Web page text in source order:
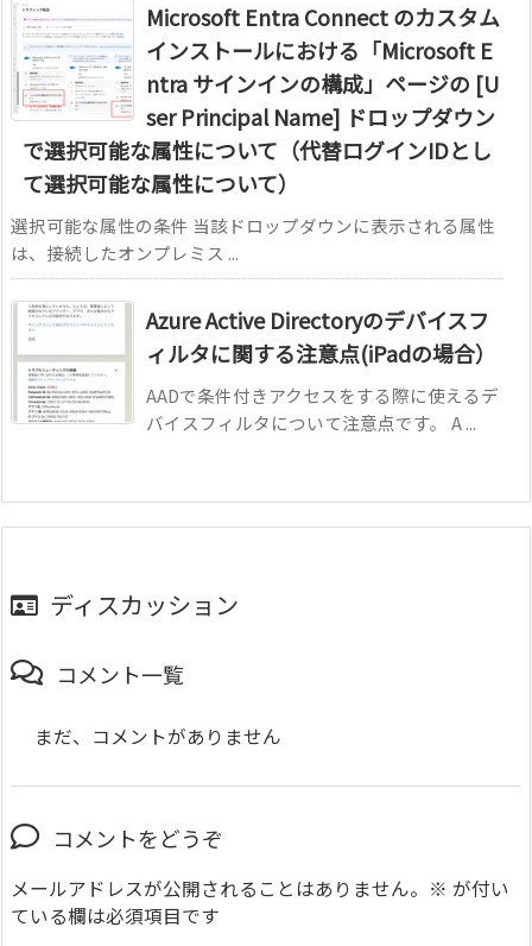
Microsoft Entra Connect のカスタム
インストールにおける「Microsoft E
ntra サインインの構成」ページの [U
ser Principal Name] ドロップダウン
で選択可能な属性について（代替ログインIDとし
て選択可能な属性について）
選択可能な属性の条件 当該ドロップダウンに表示される属性
は、接続したオンプレミス ...
Azure Active Directoryのデバイスフ
ィルタに関する注意点(iPadの場合）
AADで条件付きアクセスをする際に使えるデ
バイスフィルタについて注意点です。 A ...
ディスカッション
コメント一覧
まだ、コメントがありません
コメントをどうぞ
メールアドレスが公開されることはありません。 ※ が付い
ている欄は必須項目です